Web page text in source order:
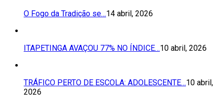
O Fogo da Tradição se…14 abril, 2026
ITAPETINGA AVAÇOU 77% NO ÍNDICE…10 abril, 2026
TRÁFICO PERTO DE ESCOLA: ADOLESCENTE…10 abril,
2026